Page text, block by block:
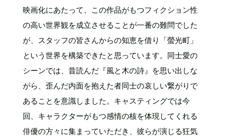
映画化にあたって、この作品がもつフィクション性
の高い世界観を成立させることが一番の難問でした
が、スタッフの皆さんからの知恵を借り「螢光町」
という世界を構築できたと思っています。同士愛の
シーンでは、昔読んだ『風と木の詩』を思い出しな
がら、歪んだ内面を抱えた者同士の哀しい繋がりで
あることを意識しました。キャスティングでは今
回、キャラクターがもつ感情の核を体現してくれる
俳優の方々に集まっていただき、彼らが演じる狂気